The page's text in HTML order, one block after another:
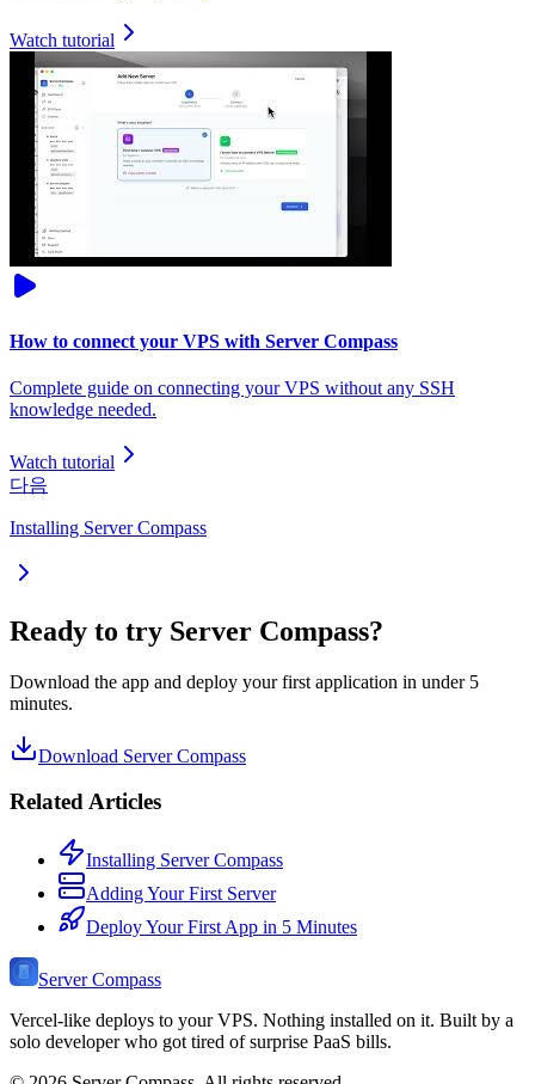
Watch tutorial
How to connect your VPS with Server Compass
Complete guide on connecting your VPS without any SSH
knowledge needed.
Watch tutorial
다음
Installing Server Compass
Ready to try Server Compass?
Download the app and deploy your first application in under 5
minutes.
Download Server Compass
Related Articles
Installing Server Compass
Adding Your First Server
Deploy Your First App in 5 Minutes
Server Compass
Vercel-like deploys to your VPS. Nothing installed on it. Built by a
solo developer who got tired of surprise PaaS bills.